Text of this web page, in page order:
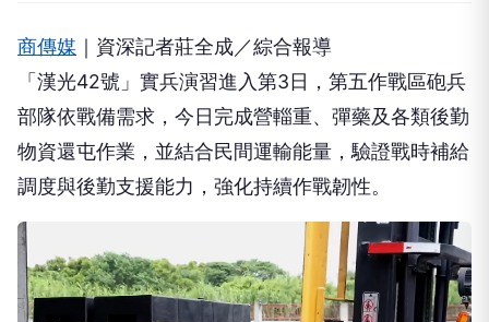
商傳媒 ｜資深記者莊全成／綜合報導
「漢光42號」實兵演習進入第3日，第五作戰區砲兵
部隊依戰備需求，今日完成營輜重、彈藥及各類後勤
物資還屯作業，並結合民間運輸能量，驗證戰時補給
調度與後勤支援能力，強化持續作戰韌性。